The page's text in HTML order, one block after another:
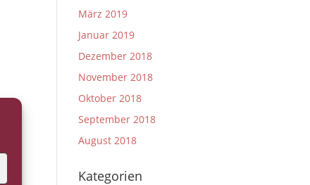
März 2019
Januar 2019
Dezember 2018
November 2018
Oktober 2018
September 2018
August 2018
Kategorien